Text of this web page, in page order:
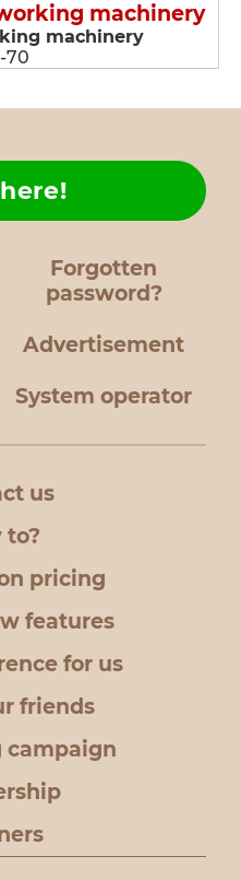
machinery
machinery
70
Forgotten
password?
Advertisement
System operator
us
to?
pricing
features
for us
friends
campaign